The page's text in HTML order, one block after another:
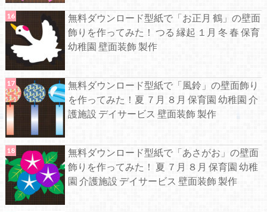
無料ダウンロード型紙で「お正月 鶴」の壁面
飾りを作ってみた！ つる 縁起 １月 冬 春 保育
幼稚園 壁面装飾 製作
無料ダウンロード型紙で「風鈴」の壁面飾り
を作ってみた！夏 ７月 ８月 保育園 幼稚園 介
護施設 デイサービス 壁面装飾 製作
無料ダウンロード型紙で「あさがお」の壁面
飾りを作ってみた！ 夏 ７月 ８月 保育園 幼稚
園 介護施設 デイサービス 壁面装飾 製作